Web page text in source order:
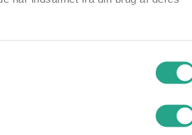
får vist formularen